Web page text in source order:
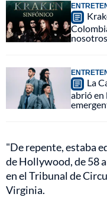
La
abrió en
"De repente, estaba
de Hollywood, de 58
en el Tribunal de
Virginia.